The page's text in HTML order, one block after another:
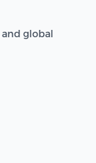
and global